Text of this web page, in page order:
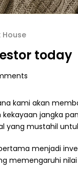
House
today
kami akan
jangka
yang mustahil
menjadi
memengaruhi